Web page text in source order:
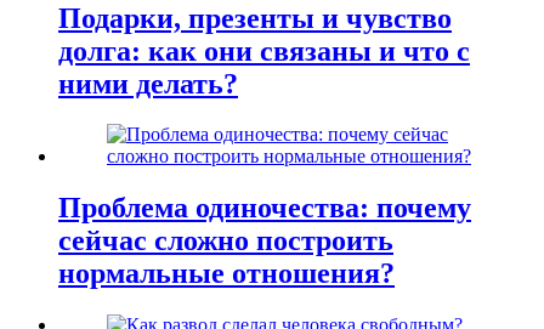
Подарки, презенты и чувство
долга: как они связаны и что с
ними делать?
Проблема одиночества: почему
сейчас сложно построить
нормальные отношения?